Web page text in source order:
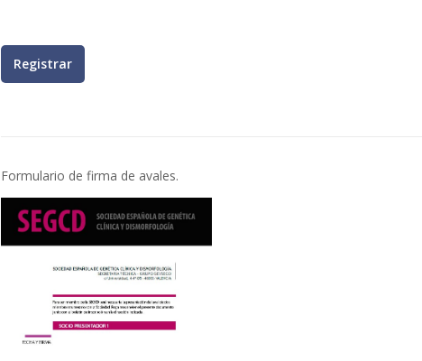
Formulario de firma de avales.